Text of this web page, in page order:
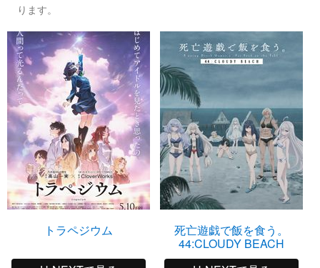
ります。
トラペジウム
死亡遊戯で飯を食う。
44:CLOUDY BEACH